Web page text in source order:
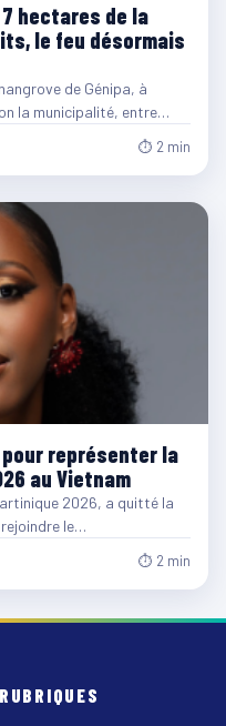
7 hectares de la
le feu désormais
de Génipa, à
la municipalité, entre…
⏱ 2 min
pour représenter la
au Vietnam
2026, a quitté la
le…
⏱ 2 min
RUBRIQUES